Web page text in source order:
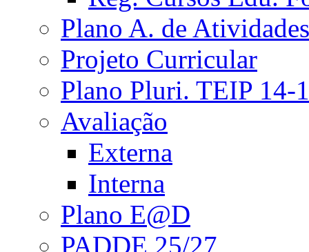
Plano A. de Atividades
Projeto Curricular
Plano Pluri. TEIP 14-
Avaliação
Externa
Interna
Plano E@D
PADDE 25/27